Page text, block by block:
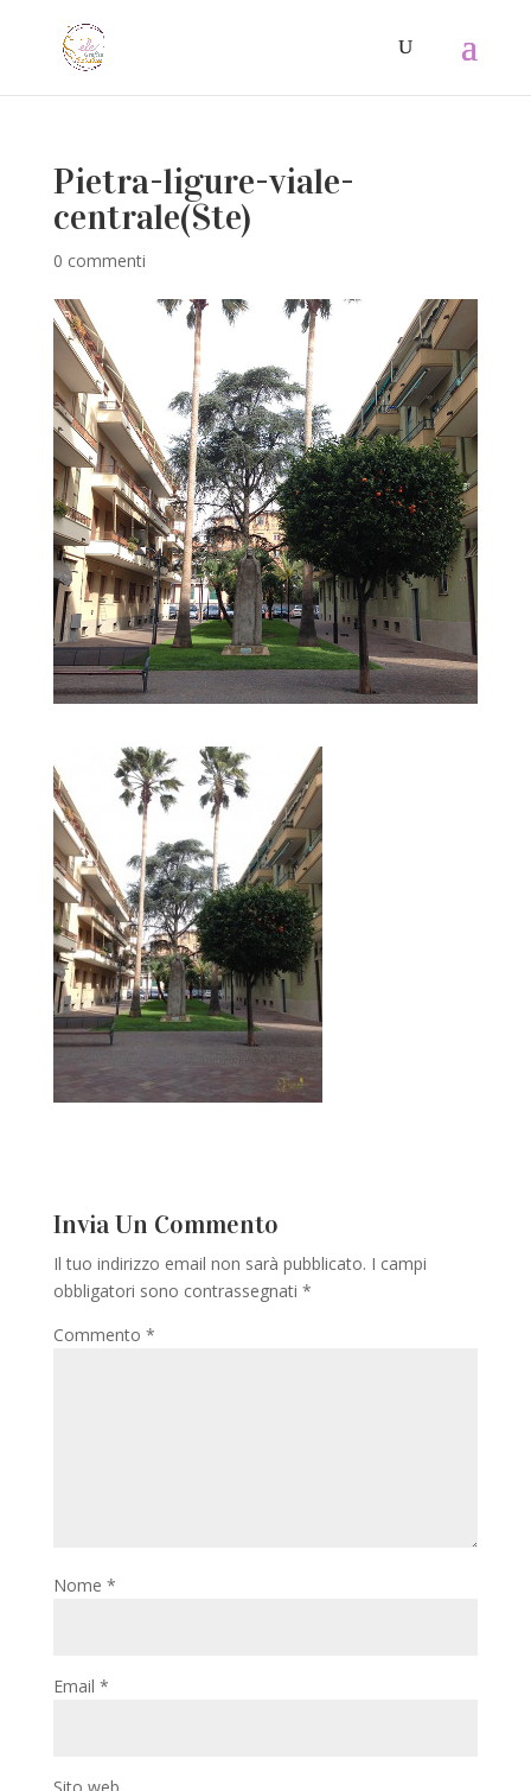
Pietra-ligure-viale-
centrale(Ste)
0 commenti
Invia Un Commento
Il tuo indirizzo email non sarà pubblicato. I campi
obbligatori sono contrassegnati *
Commento *
Nome *
Email *